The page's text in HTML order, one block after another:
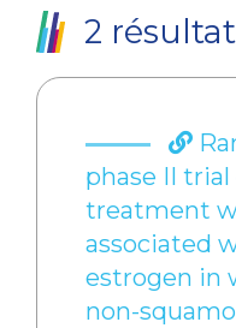
2
phase II
treatment
associated
estrogen in
non-